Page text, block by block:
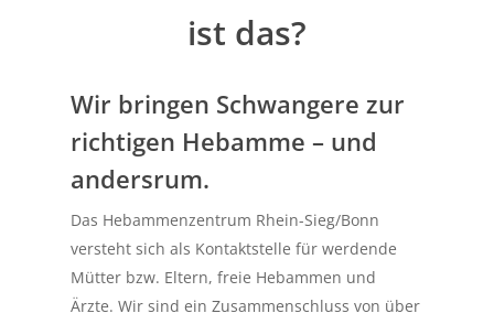
ist das?
Wir bringen Schwangere zur
richtigen Hebamme – und
andersrum.
Das Hebammenzentrum Rhein-Sieg/Bonn
versteht sich als Kontaktstelle für werdende
Mütter bzw. Eltern, freie Hebammen und
Ärzte. Wir sind ein Zusammenschluss von über